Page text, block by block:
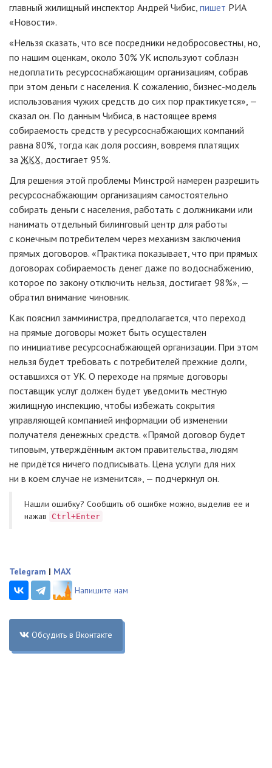
главный жилищный инспектор Андрей Чибис, пишет РИА
«Новости».
«Нельзя сказать, что все посредники недобросовестны, но,
по нашим оценкам, около 30% УК используют соблазн
недоплатить ресурсоснабжающим организациям, собрав
при этом деньги с населения. К сожалению, бизнес-модель
использования чужих средств до сих пор практикуется», —
сказал он. По данным Чибиса, в настоящее время
собираемость средств у ресурсоснабжающих компаний
равна 80%, тогда как доля россиян, вовремя платящих
за ЖКХ, достигает 95%.
Для решения этой проблемы Минстрой намерен разрешить
ресурсоснабжающим организациям самостоятельно
собирать деньги с населения, работать с должниками или
нанимать отдельный билинговый центр для работы
с конечным потребителем через механизм заключения
прямых договоров. «Практика показывает, что при прямых
договорах собираемость денег даже по водоснабжению,
которое по закону отключить нельзя, достигает 98%», —
обратил внимание чиновник.
Как пояснил замминистра, предполагается, что переход
на прямые договоры может быть осуществлен
по инициативе ресурсоснабжающей организации. При этом
нельзя будет требовать с потребителей прежние долги,
оставшихся от УК. О переходе на прямые договоры
поставщик услуг должен будет уведомить местную
жилищную инспекцию, чтобы избежать сокрытия
управляющей компанией информации об изменении
получателя денежных средств. «Прямой договор будет
типовым, утверждённым актом правительства, людям
не придётся ничего подписывать. Цена услуги для них
ни в коем случае не изменится», — подчеркнул он.
Нашли ошибку? Cообщить об ошибке можно, выделив ее и
нажав
Ctrl+Enter
Telegram | MAX
Напишите нам
Обсудить в Вконтакте